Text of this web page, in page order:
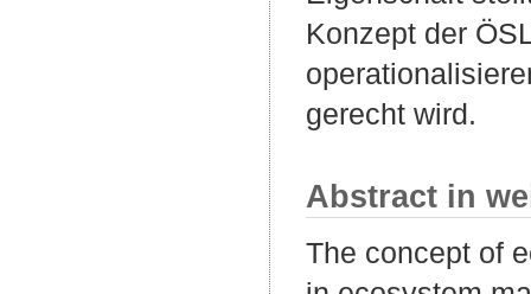
Konzept der
gerecht wird.
Abstract in
The concept of